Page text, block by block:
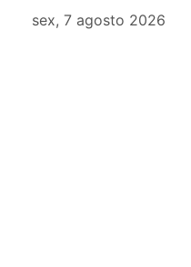
sex, 7 agosto 2026